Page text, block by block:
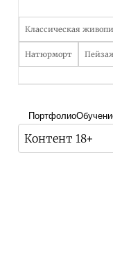
Классическая
Натюрморт
Портфолио
Контент 18+